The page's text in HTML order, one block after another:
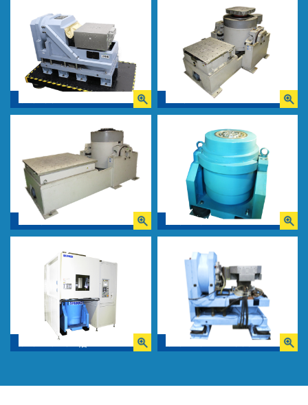
J240 G-0220N
G-0215NS+槽 G-8243-1HT-080